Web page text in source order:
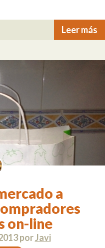
Leer más
a
on-line
porJavi